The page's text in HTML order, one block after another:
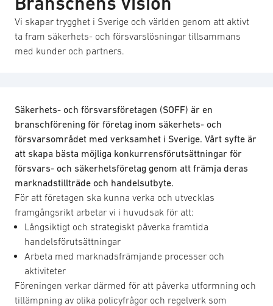
Vi skapar trygghet i Sverige och världen genom att aktivt
ta fram säkerhets- och försvarslösningar tillsammans
med kunder och partners.
Säkerhets- och försvarsföretagen (SOFF) är en
branschförening för företag inom säkerhets- och
försvarsområdet med verksamhet i Sverige. Vårt syfte är
att skapa bästa möjliga konkurrensförutsättningar för
försvars- och säkerhetsföretag genom att främja deras
marknadstillträde och handelsutbyte.
För att företagen ska kunna verka och utvecklas
framgångsrikt arbetar vi i huvudsak för att:
Långsiktigt och strategiskt påverka framtida
handelsförutsättningar
Arbeta med marknadsfrämjande processer och
aktiviteter
Föreningen verkar därmed för att påverka utformning och
tillämpning av olika policyfrågor och regelverk som